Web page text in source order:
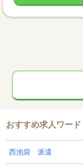
おすすめ求人ワード
西池袋 派遣